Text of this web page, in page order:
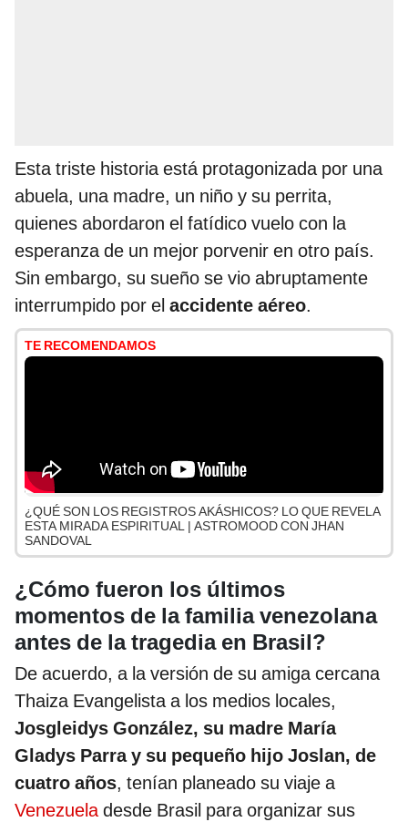
Esta triste historia está protagonizada por una
abuela, una madre, un niño y su perrita,
quienes abordaron el fatídico vuelo con la
esperanza de un mejor porvenir en otro país.
Sin embargo, su sueño se vio abruptamente
interrumpido por el accidente aéreo.
TE RECOMENDAMOS
¿QUÉ SON LOS REGISTROS AKÁSHICOS? LO QUE REVELA
ESTA MIRADA ESPIRITUAL | ASTROMOOD CON JHAN
SANDOVAL
¿Cómo fueron los últimos
momentos de la familia venezolana
antes de la tragedia en Brasil?
De acuerdo, a la versión de su amiga cercana
Thaiza Evangelista a los medios locales,
Josgleidys González, su madre María
Gladys Parra y su pequeño hijo Joslan, de
cuatro años, tenían planeado su viaje a
Venezueladesde Brasil para organizar sus